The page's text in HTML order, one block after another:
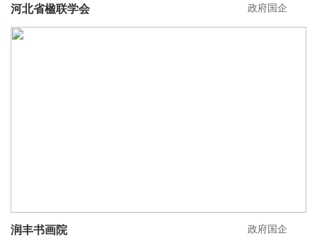
河北省楹联学会 政府国企
润丰书画院 政府国企